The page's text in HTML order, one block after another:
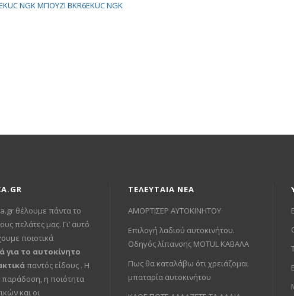
θέλουμε πάντα το
πελάτες μας. Γι’ αυτό
ποιοτικά
για το αυτοκίνητο
παντός είδους . Η
παράδοση, η ποιότητα
και οι
ΤΕΛΕΥΤΑΙΑ ΝΕΑ
ΑΜΟΡΤΙΣΕΡ ΑΥΤΟΚΙΝΗΤΟΥ
Επιλογή λαδιού αυτοκινήτου.
Οδηγός λίπανσης MOTUL ΚΑΒΑΛΑ
Πως θα καταλάβω ότι χρειάζομαι
μπαταρία αυτοκινήτου